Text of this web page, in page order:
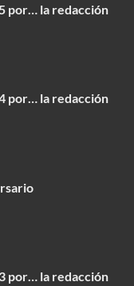
por… la redacción
por… la redacción
por… la redacción